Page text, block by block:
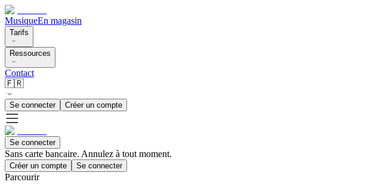
MusiqueEn magasin
Tarifs
Ressources
Contact
🇫🇷
Se connecter Créer un compte
Se connecter
Sans carte bancaire. Annulez à tout moment.
Créer un compte Se connecter
Parcourir